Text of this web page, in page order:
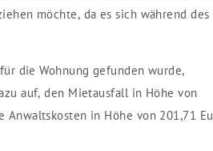
möchte, da es sich während des
die Wohnung gefunden wurde,
auf, den Mietausfall in Höhe von
Anwaltskosten in Höhe von 201,71